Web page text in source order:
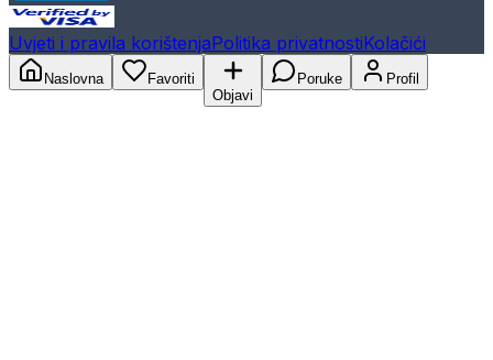
Uvjeti i pravila korištenjaPolitika privatnostiKolačići
Naslovna
Favoriti
Objavi
Poruke Profil